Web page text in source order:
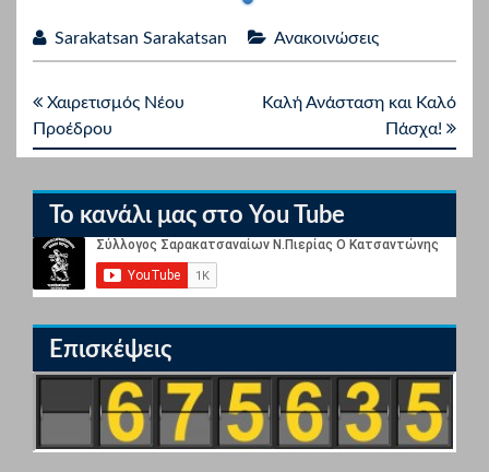
Sarakatsan Sarakatsan Ανακοινώσεις
Χαιρετισμός Νέου
Προέδρου
Καλή Ανάσταση και Καλό
Πάσχα!
Το κανάλι μας στο You Tube
Επισκέψεις